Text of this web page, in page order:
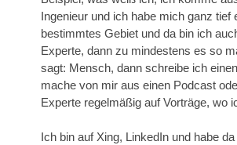
Ingenieur und ich habe mich ganz tief
bestimmtes Gebiet und da bin ich
Experte, dann zu mindestens es so
sagt: Mensch, dann schreibe ich
mache von mir aus einen Podcast
Experte regelmäßig auf Vorträge, wo
Ich bin auf Xing, LinkedIn und habe